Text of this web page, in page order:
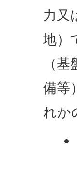
力又
地）
（
備等
れか